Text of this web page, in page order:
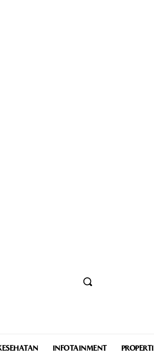
INFOTAINMENT PROPERTI